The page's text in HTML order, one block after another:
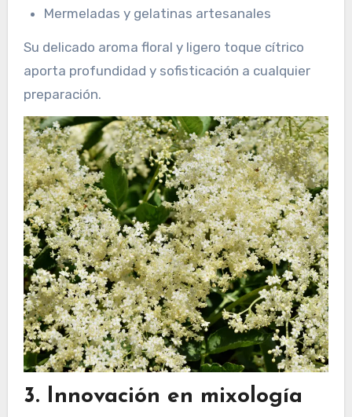
Mermeladas y gelatinas artesanales
Su delicado aroma floral y ligero toque cítrico
aporta profundidad y sofisticación a cualquier
preparación.
3. Innovación en mixología